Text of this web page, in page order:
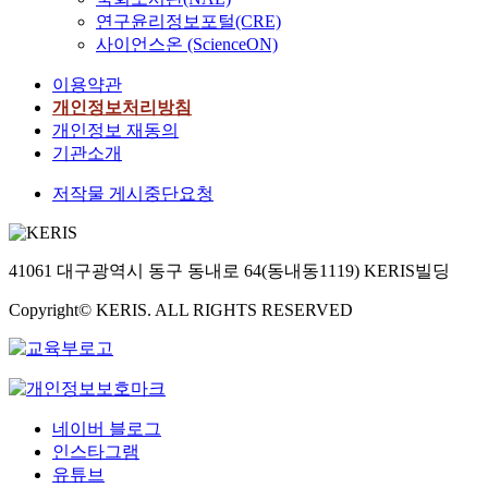
연구윤리정보포털(CRE)
사이언스온 (ScienceON)
이용약관
개인정보처리방침
개인정보 재동의
기관소개
저작물 게시중단요청
41061 대구광역시 동구 동내로 64(동내동1119) KERIS빌딩
Copyright© KERIS. ALL RIGHTS RESERVED
네이버 블로그
인스타그램
유튜브